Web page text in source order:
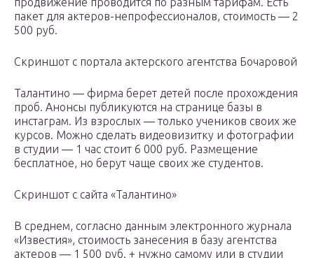
пакет для актеров-непрофессионалов, стоимость — 2
500 руб.
Скриншот с портала актерского агентства Бочаровой
Талантино — фирма берет детей после прохождения
проб. Анонсы публикуются на странице базы в
инстаграм. Из взрослых — только учеников своих же
курсов. Можно сделать видеовизитку и фотографии
в студии — 1 час стоит 6 000 руб. Размещение
бесплатное, но берут чаще своих же студентов.
Скриншот с сайта «Талантино»
В среднем, согласно данным электронного журнала
«Известия», стоимость занесения в базу агентства
актеров — 1 500 руб. + нужно самому или в студии